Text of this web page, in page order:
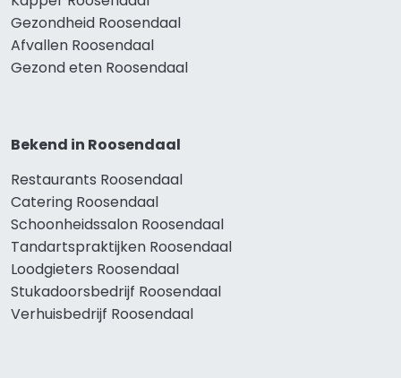
Gezondheid Roosendaal
Afvallen Roosendaal
Gezond eten Roosendaal
Bekend in Roosendaal
Restaurants Roosendaal
Catering Roosendaal
Schoonheidssalon Roosendaal
Tandartspraktijken Roosendaal
Loodgieters Roosendaal
Stukadoorsbedrijf Roosendaal
Verhuisbedrijf Roosendaal